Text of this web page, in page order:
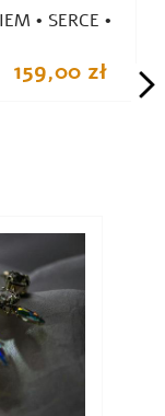
• SERCE •
159,00 zł